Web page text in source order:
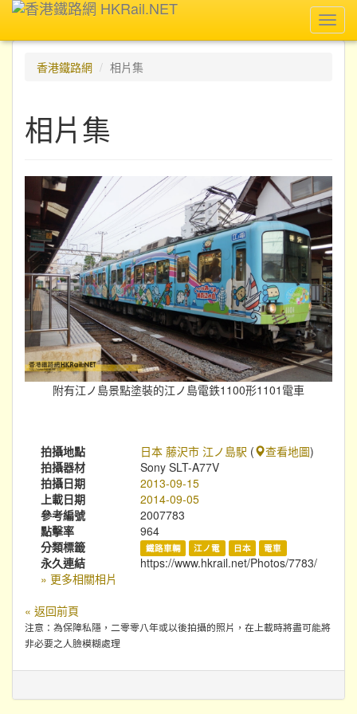
香港鐵路網
相片集
相片集
附有江ノ島景點塗裝的江ノ島電鉄1100形1101電車
拍攝地點 日本 藤沢市 江ノ島駅 ( 查看地圖)
拍攝器材
Sony SLT-A77V
拍攝日期
2013-09-15
上載日期
2014-09-05
參考編號
2007783
點擊率
964
分類標籤
鐵路車輛 江ノ電 日本 電車
永久連結
https://www.hkrail.net/Photos/7783/
» 更多相關相片
« 返回前頁
注意：為保障私隱，二零零八年或以後拍攝的照片，在上載時將盡可能將
非必要之人臉模糊處理